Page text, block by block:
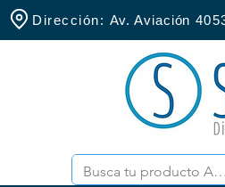
Dirección: Av. Aviación